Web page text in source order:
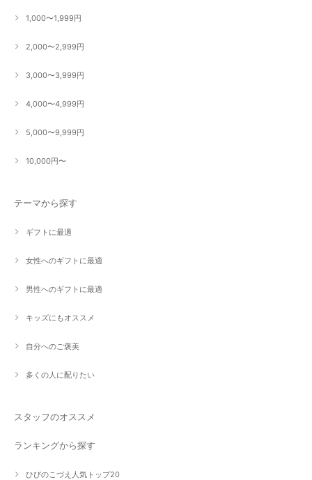
1,000〜1,999円
2,000〜2,999円
3,000〜3,999円
4,000〜4,999円
5,000〜9,999円
10,000円〜
テーマから探す
ギフトに最適
女性へのギフトに最適
男性へのギフトに最適
キッズにもオススメ
自分へのご褒美
多くの人に配りたい
スタッフのオススメ
ランキングから探す
ひびのこづえ人気トップ20